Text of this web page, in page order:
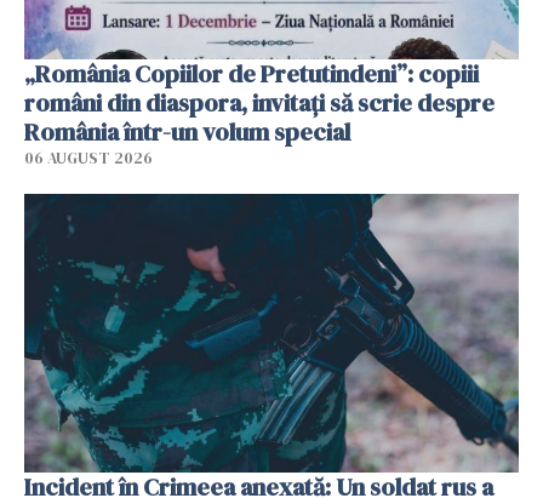
„România Copiilor de Pretutindeni”: copiii
români din diaspora, invitați să scrie despre
România într-un volum special
06 AUGUST 2026
Incident în Crimeea anexată: Un soldat rus a